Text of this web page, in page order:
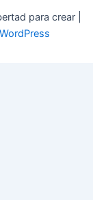
para crear |